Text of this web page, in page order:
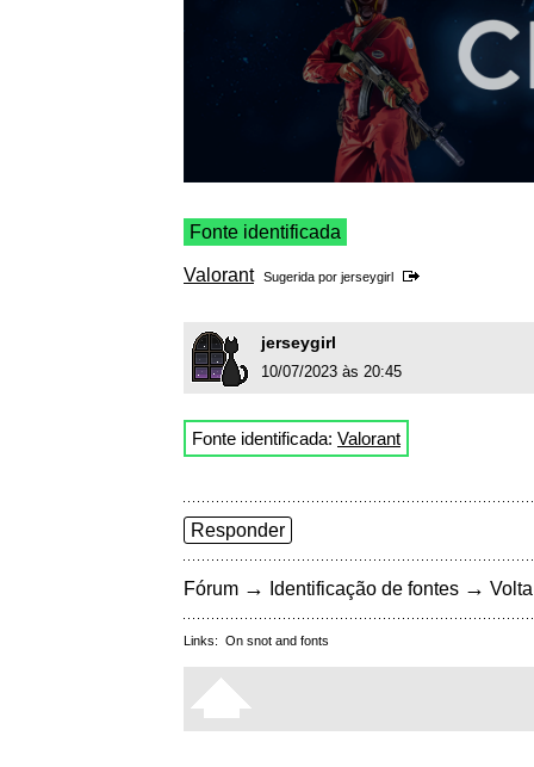
Fonte identificada
Valorant Sugerida por jerseygirl
jerseygirl
10/07/2023 às 20:45
Fonte identificada: Valorant
Responder
Fórum → Identificação de fontes →
Links: On snot and fonts